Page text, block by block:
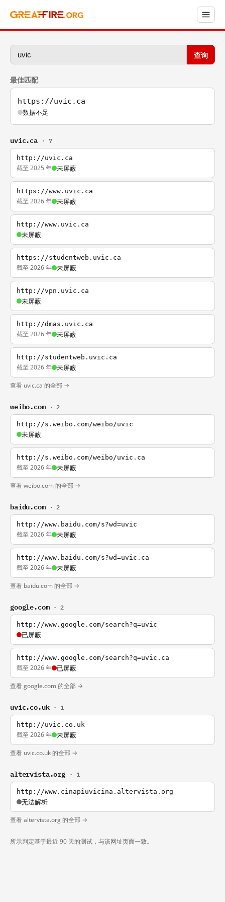
查询
最佳匹配
https://uvic.ca
数据不足
uvic.ca · 7
http://uvic.ca
截至 2025 年 未屏蔽
https://www.uvic.ca
截至 2026 年 未屏蔽
http://www.uvic.ca
未屏蔽
https://studentweb.uvic.ca
截至 2026 年 未屏蔽
http://vpn.uvic.ca
未屏蔽
http://dmas.uvic.ca
截至 2026 年 未屏蔽
http://studentweb.uvic.ca
截至 2026 年 未屏蔽
查看 uvic.ca 的全部 →
weibo.com · 2
http://s.weibo.com/weibo/uvic
未屏蔽
http://s.weibo.com/weibo/uvic.ca
截至 2026 年 未屏蔽
查看 weibo.com 的全部 →
baidu.com · 2
http://www.baidu.com/s?wd=uvic
截至 2026 年 未屏蔽
http://www.baidu.com/s?wd=uvic.ca
截至 2026 年 未屏蔽
查看 baidu.com 的全部 →
google.com · 2
http://www.google.com/search?q=uvic
已屏蔽
http://www.google.com/search?q=uvic.ca
截至 2026 年 已屏蔽
查看 google.com 的全部 →
uvic.co.uk · 1
http://uvic.co.uk
截至 2026 年 未屏蔽
查看 uvic.co.uk 的全部 →
altervista.org · 1
http://www.cinapiuvicina.altervista.org
无法解析
查看 altervista.org 的全部 →
所示判定基于最近 90 天的测试，与该网址页面一致。